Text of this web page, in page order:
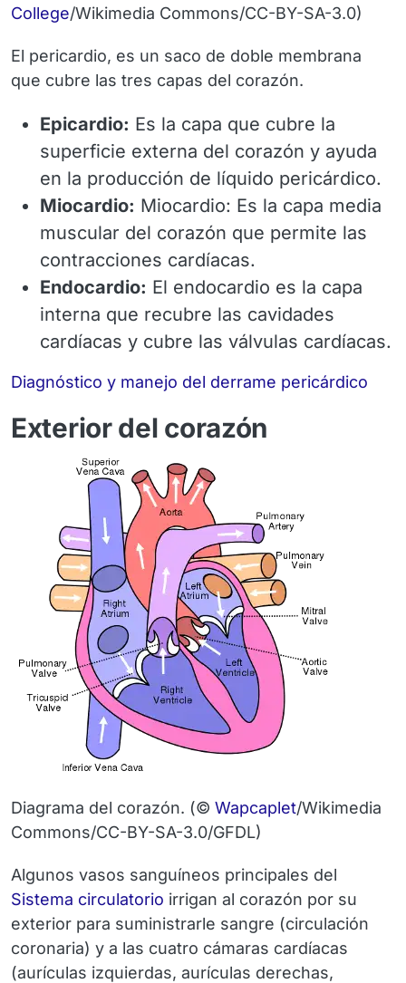
College/Wikimedia Commons/CC-BY-SA-3.0)
El pericardio, es un saco de doble membrana
que cubre las tres capas del corazón.
Epicardio: Es la capa que cubre la
superficie externa del corazón y ayuda
en la producción de líquido pericárdico.
Miocardio: Miocardio: Es la capa media
muscular del corazón que permite las
contracciones cardíacas.
Endocardio: El endocardio es la capa
interna que recubre las cavidades
cardíacas y cubre las válvulas cardíacas.
Diagnóstico y manejo del derrame pericárdico
Exterior del corazón
Diagrama del corazón. (© Wapcaplet/Wikimedia
Commons/CC-BY-SA-3.0/GFDL)
Algunos vasos sanguíneos principales del
Sistema circulatorio irrigan al corazón por su
exterior para suministrarle sangre (circulación
coronaria) y a las cuatro cámaras cardíacas
(aurículas izquierdas, aurículas derechas,